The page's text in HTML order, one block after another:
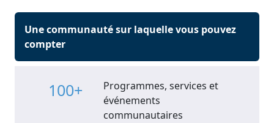
Une communauté sur laquelle vous pouvez
compter
100+
Programmes, services et
événements
communautaires